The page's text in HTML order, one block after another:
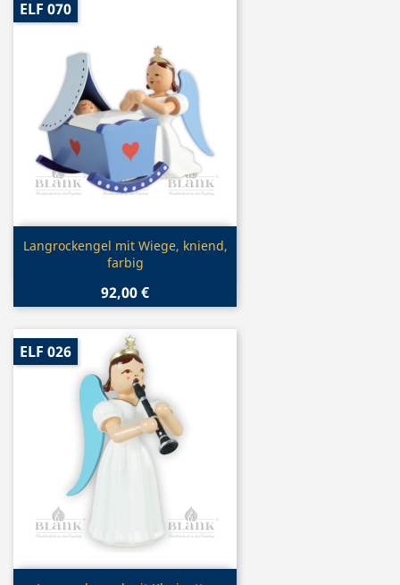
Vorschau
Langrockengel mit Wiege, kniend,
farbig
92,00 €
ELF 070
ELF 026